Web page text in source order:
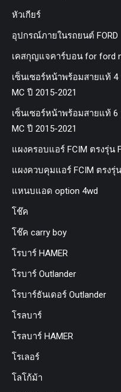
หัวเกียร์
อุปกรณ์ภายในรถยนต์ FORD
เคสกุญแจคาร์บอน for ford
เซ็นเซอร์หน้าพร้อมสายแท้ 4
MC ปี 2015-2021
เซ็นเซอร์หน้าพร้อมสายแท้ 6
MC ปี 2015-2021
แผงครอบแอร์ FCIM ตรงรุ่น
แผงควบคุมแอร์ FCIM ตรงรุ่น
แหนบแอด option 4wd
โช๊ค
โช๊ค carry boy
โรบาร์ HAMER
โรบาร์ Outlander
โรบาร์ธันเดอร์ Outlander
โรลบาร์
โรลบาร์ HAMER
โรเลอร์
โลโก้ม้า